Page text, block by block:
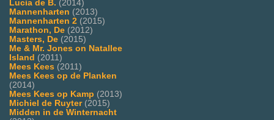
Lucia de B. (2014)
Mannenharten (2013)
Mannenharten 2 (2015)
Marathon, De (2012)
Masters, De (2015)
Me & Mr. Jones on Natallee
Island (2011)
Mees Kees (2011)
Mees Kees op de Planken
(2014)
Mees Kees op Kamp (2013)
Michiel de Ruyter(2015)
Midden in de Winternacht